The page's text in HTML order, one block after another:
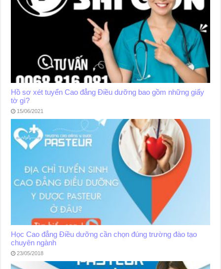
Hồ sơ xét tuyển Cao đẳng Điều dưỡng bao gồm những giấy
tờ gì?
15/06/2021
Học Cao đẳng Điều dưỡng cần chọn đúng trường đào tạo
chuyên ngành
23/05/2018